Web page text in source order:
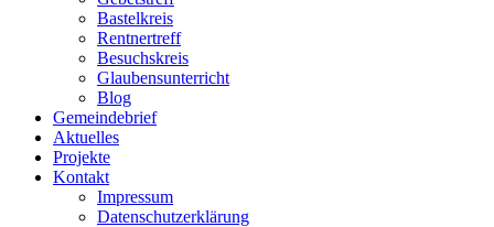
Bastelkreis
Rentnertreff
Besuchskreis
Glaubensunterricht
Blog
Gemeindebrief
Aktuelles
Projekte
Kontakt
Impressum
Datenschutzerklärung